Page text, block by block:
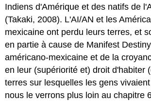
Indiens d'Amérique et des natifs de
(Takaki, 2008). L'AI/AN et les
mexicaine ont perdu leurs terres, et
en partie à cause de Manifest
américano-mexicaine et de la
en leur (supériorité et) droit d'habiter
terres sur lesquelles les gens
nous le verrons plus loin au chapitre